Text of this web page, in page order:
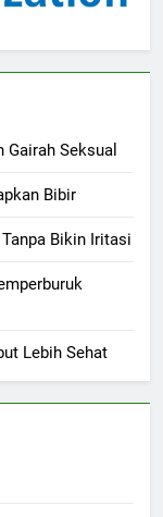
Seksual
Bibir
Bikin Iritasi
Lebih Sehat